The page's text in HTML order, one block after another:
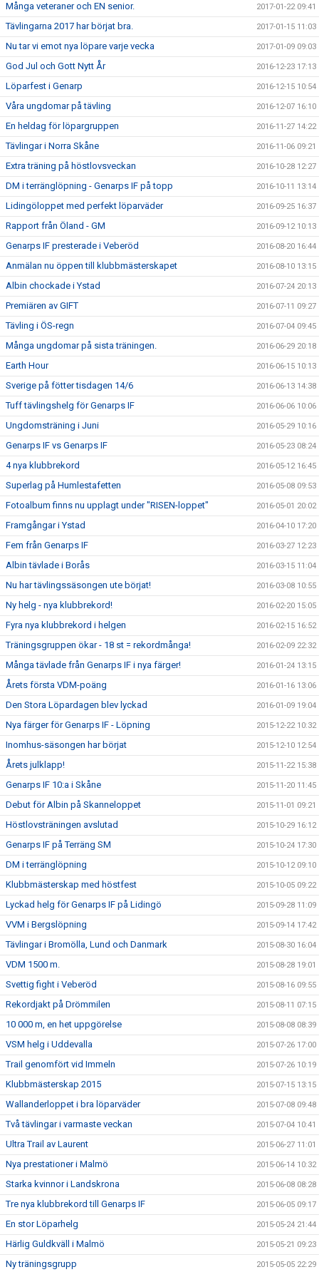
Många veteraner och EN senior. 2017-01-22 09:41
Tävlingarna 2017 har börjat bra. 2017-01-15 11:03
Nu tar vi emot nya löpare varje vecka 2017-01-09 09:03
God Jul och Gott Nytt År 2016-12-23 17:13
Löparfest i Genarp 2016-12-15 10:54
Våra ungdomar på tävling 2016-12-07 16:10
En heldag för löpargruppen 2016-11-27 14:22
Tävlingar i Norra Skåne 2016-11-06 09:21
Extra träning på höstlovsveckan 2016-10-28 12:27
DM i terränglöpning - Genarps IF på topp 2016-10-11 13:14
Lidingöloppet med perfekt löparväder 2016-09-25 16:37
Rapport från Öland - GM 2016-09-12 10:13
Genarps IF presterade i Veberöd 2016-08-20 16:44
Anmälan nu öppen till klubbmästerskapet 2016-08-10 13:15
Albin chockade i Ystad 2016-07-24 20:13
Premiären av GIFT 2016-07-11 09:27
Tävling i ÖS-regn 2016-07-04 09:45
Många ungdomar på sista träningen. 2016-06-29 20:18
Earth Hour 2016-06-15 10:13
Sverige på fötter tisdagen 14/6 2016-06-13 14:38
Tuff tävlingshelg för Genarps IF 2016-06-06 10:06
Ungdomsträning i Juni 2016-05-29 10:16
Genarps IF vs Genarps IF 2016-05-23 08:24
4 nya klubbrekord 2016-05-12 16:45
Superlag på Humlestafetten 2016-05-08 09:53
Fotoalbum finns nu upplagt under "RISEN-loppet" 2016-05-01 20:02
Framgångar i Ystad 2016-04-10 17:20
Fem från Genarps IF 2016-03-27 12:23
Albin tävlade i Borås 2016-03-15 11:04
Nu har tävlingssäsongen ute börjat! 2016-03-08 10:55
Ny helg - nya klubbrekord! 2016-02-20 15:05
Fyra nya klubbrekord i helgen 2016-02-15 16:52
Träningsgruppen ökar - 18 st = rekordmånga! 2016-02-09 22:32
Många tävlade från Genarps IF i nya färger! 2016-01-24 13:15
Årets första VDM-poäng 2016-01-16 13:06
Den Stora Löpardagen blev lyckad 2016-01-09 19:04
Nya färger för Genarps IF - Löpning 2015-12-22 10:32
Inomhus-säsongen har börjat 2015-12-10 12:54
Årets julklapp! 2015-11-22 15:38
Genarps IF 10:a i Skåne 2015-11-20 11:45
Debut för Albin på Skanneloppet 2015-11-01 09:21
Höstlovsträningen avslutad 2015-10-29 16:12
Genarps IF på Terräng SM 2015-10-24 17:30
DM i terränglöpning 2015-10-12 09:10
Klubbmästerskap med höstfest 2015-10-05 09:22
Lyckad helg för Genarps IF på Lidingö 2015-09-28 11:09
VVM i Bergslöpning 2015-09-14 17:42
Tävlingar i Bromölla, Lund och Danmark 2015-08-30 16:04
VDM 1500 m. 2015-08-28 19:01
Svettig fight i Veberöd 2015-08-16 09:55
Rekordjakt på Drömmilen 2015-08-11 07:15
10 000 m, en het uppgörelse 2015-08-08 08:39
VSM helg i Uddevalla 2015-07-26 17:00
Trail genomfört vid Immeln 2015-07-26 10:19
Klubbmästerskap 2015 2015-07-15 13:15
Wallanderloppet i bra löparväder 2015-07-08 09:48
Två tävlingar i varmaste veckan 2015-07-04 10:41
Ultra Trail av Laurent 2015-06-27 11:01
Nya prestationer i Malmö 2015-06-14 10:32
Starka kvinnor i Landskrona 2015-06-08 08:28
Tre nya klubbrekord till Genarps IF 2015-06-05 09:17
En stor Löparhelg 2015-05-24 21:44
Härlig Guldkväll i Malmö 2015-05-21 09:23
Ny träningsgrupp 2015-05-05 22:29